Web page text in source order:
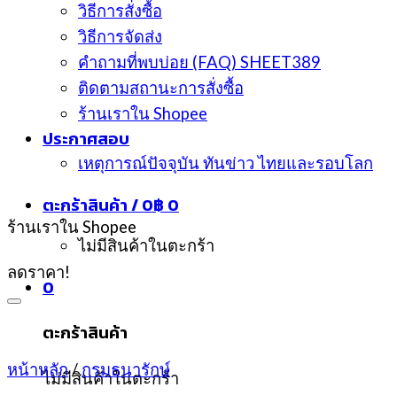
วิธีการสั่งซื้อ
วิธีการจัดส่ง
คำถามที่พบบ่อย (FAQ) SHEET389
ติดตามสถานะการสั่งซื้อ
ร้านเราใน Shopee
ประกาศสอบ
เหตุการณ์ปัจจุบัน ทันข่าว ไทยและรอบโลก
ตะกร้าสินค้า /0฿ 0
ไม่มีสินค้าในตะกร้า
0
ตะกร้าสินค้า
ไม่มีสินค้าในตะกร้า
ร้านเราใน Shopee
ลดราคา!
หน้าหลัก/ กรมธนารักษ์